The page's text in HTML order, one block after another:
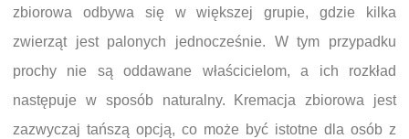
zbiorowa odbywa się w większej grupie, gdzie kilka
zwierząt jest palonych jednocześnie. W tym przypadku
prochy nie są oddawane właścicielom, a ich rozkład
następuje w sposób naturalny. Kremacja zbiorowa jest
zazwyczaj tańszą opcją, co może być istotne dla osób z